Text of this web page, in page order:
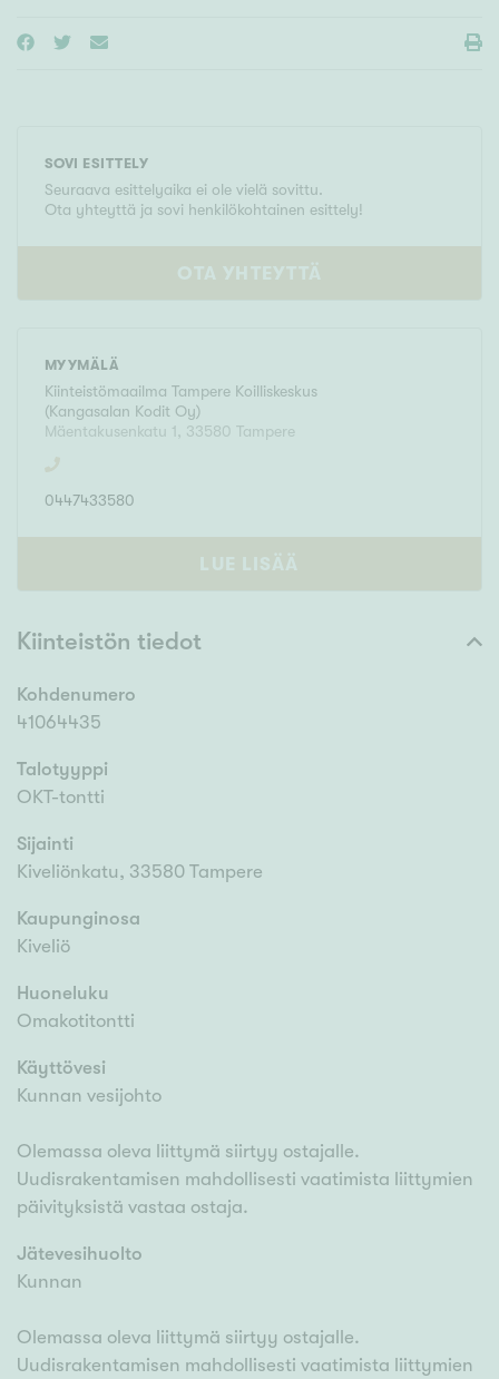
SOVI ESITTELY
Seuraava esittelyaika ei ole vielä sovittu.
Ota yhteyttä ja sovi henkilökohtainen esittely!
OTA YHTEYTTÄ
MYYMÄLÄ
Kiinteistömaailma Tampere Koilliskeskus
(Kangasalan Kodit Oy)
Mäentakusenkatu 1 , 33580 Tampere
0447433580
LUE LISÄÄ
Kiinteistön tiedot
Kohdenumero
41064435
Talotyyppi
OKT-tontti
Sijainti
Kiveliönkatu, 33580 Tampere
Kaupunginosa
Kiveliö
Huoneluku
Omakotitontti
Käyttövesi
Kunnan vesijohto
Olemassa oleva liittymä siirtyy ostajalle.
Uudisrakentamisen mahdollisesti vaatimista liittymien
päivityksistä vastaa ostaja.
Jätevesihuolto
Kunnan
Olemassa oleva liittymä siirtyy ostajalle.
Uudisrakentamisen mahdollisesti vaatimista liittymien